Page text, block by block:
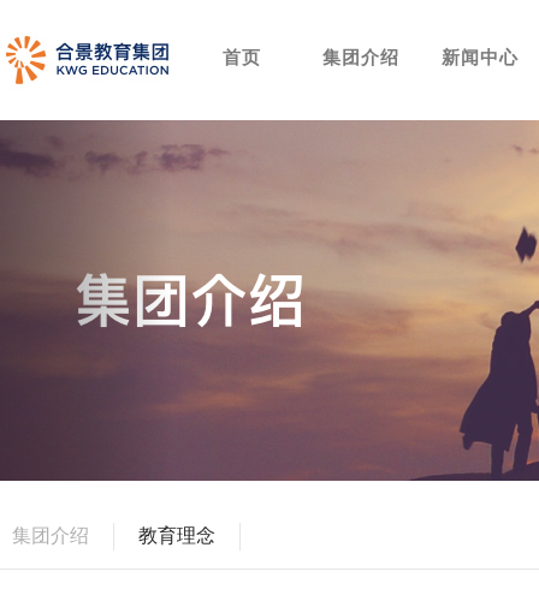
首页 集团介绍 新闻中心
集团介绍 教育理念